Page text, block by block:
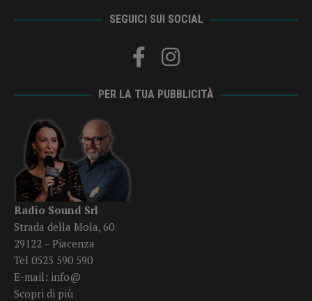
SEGUICI SUI SOCIAL
PER LA TUA PUBBLICITÀ
Radio Sound Srl
Strada della Mola, 60
29122 – Piacenza
Tel 0523 590 590
E-mail: info@
Scopri di più